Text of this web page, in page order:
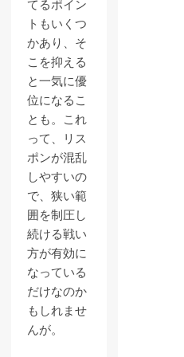
てるポイン
トもいくつ
かあり、そ
こを抑える
と一気に優
位になるこ
とも。これ
って、リス
ポンが混乱
しやすいの
で、狭い範
囲を制圧し
続ける戦い
方が有効に
なっている
だけなのか
もしれませ
んが。